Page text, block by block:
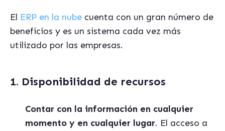
El ERP en la nube cuenta con un gran número de
beneficios y es un sistema cada vez más
utilizado por las empresas.
1. Disponibilidad de recursos
Contar con la información en cualquier
momento y en cualquier lugar. El acceso a